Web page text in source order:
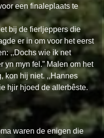
een finaleplaats te
bij de fierljeppers die
er in om voor het eerst
,,Dochs wie ik net
yn myn fel.” Malen om het
kon hij niet. ,,Hannes
hjir hjoed de allerbêste.
waren de enigen die